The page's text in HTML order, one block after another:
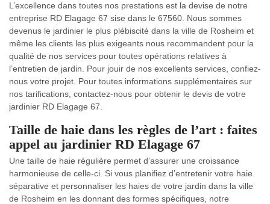
L’excellence dans toutes nos prestations est la devise de notre
entreprise RD Elagage 67 sise dans le 67560. Nous sommes
devenus le jardinier le plus plébiscité dans la ville de Rosheim et
même les clients les plus exigeants nous recommandent pour la
qualité de nos services pour toutes opérations relatives à
l’entretien de jardin. Pour jouir de nos excellents services, confiez-
nous votre projet. Pour toutes informations supplémentaires sur
nos tarifications, contactez-nous pour obtenir le devis de votre
jardinier RD Elagage 67.
Taille de haie dans les règles de l’art : faites
appel au jardinier RD Elagage 67
Une taille de haie régulière permet d’assurer une croissance
harmonieuse de celle-ci. Si vous planifiez d’entretenir votre haie
séparative et personnaliser les haies de votre jardin dans la ville
de Rosheim en les donnant des formes spécifiques, notre